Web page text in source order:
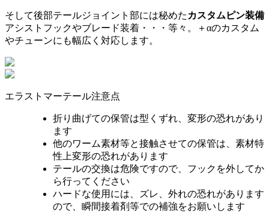
そして後部テールジョイント部には秘めた カスタムピン装備
アシストフックやブレード装着・・・等々。＋αのカスタム
やチューンにも幅広く対応します。
エラストマーテール注意点
折り曲げての保管は型くずれ、変形の恐れがあり
ます
他のワーム素材等と接触させての保管は、素材特
性上変形の恐れがあります
テールの交換は危険ですので、フックを外してか
ら行ってください
ハードな使用には、ズレ、外れの恐れがあります
ので、瞬間接着剤等での補強をお願いします